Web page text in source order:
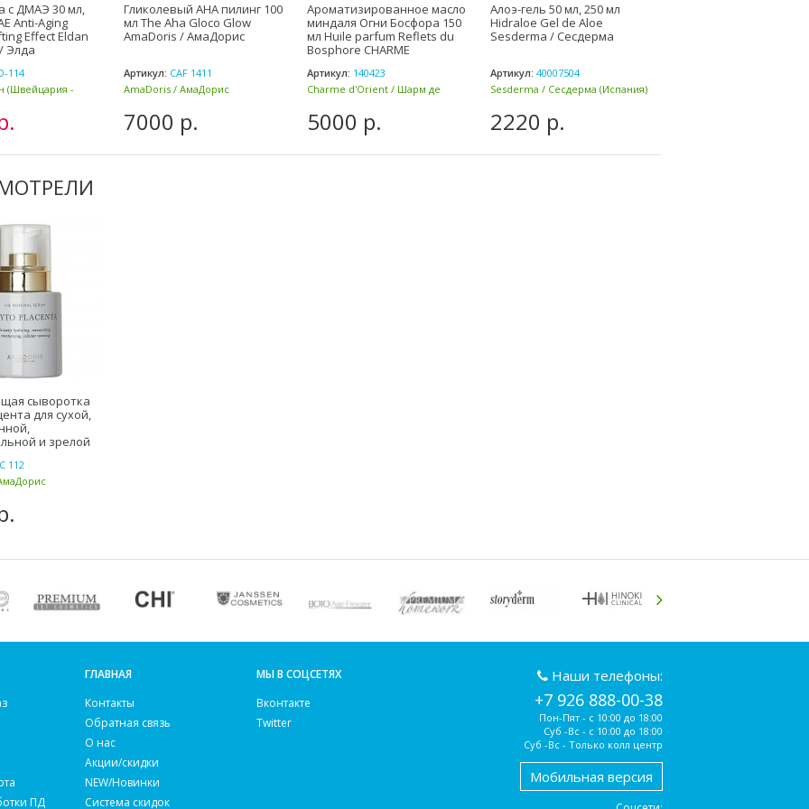
с ДМАЭ 30 мл,
Anti-Aging
Effect Eldan
Элда
114
(Швейцария -
Гликолевый АНА пилинг 100
мл The Aha Gloco Glow
AmaDoris / АмаДорис
Артикул: CAF 1411
AmaDoris / АмаДорис
7000 р.
Ароматизированное масло
миндаля Огни Босфора 150
мл Huile parfum Reflets du
Bosphore CHARME
Артикул: 140423
Charme d'Orient / Шарм де
5000 р.
Алоэ-гель 50 мл, 250 мл
Hidraloe Gel de Aloe
Sesderma / Сесдерма
Артикул: 40007504
Sesderma / Сесдерма (Испания)
2220 р.
сыворотка
для сухой,
и зрелой
112
ПД
ГЛАВНАЯ
Контакты
Обратная связь
О нас
Акции/скидки
NEW/Новинки
Система скидок
МЫ В СОЦСЕТЯХ
Вконтакте
Twitter
Наши телефоны:
+7 926 888-00-38
Пон-Пят - с 10:00 до 18:00
Суб -Вс - с 10:00 до 18:00
Суб -Вс - Только колл центр
Мобильная версия